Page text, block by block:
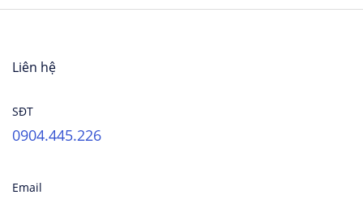
Liên hệ
SĐT
0904.445.226
Email